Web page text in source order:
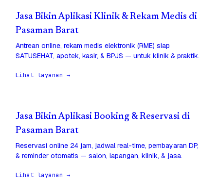
Jasa Bikin Aplikasi Klinik & Rekam Medis di
Pasaman Barat
Antrean online, rekam medis elektronik (RME) siap
SATUSEHAT, apotek, kasir, & BPJS — untuk klinik & praktik.
Lihat layanan →
Jasa Bikin Aplikasi Booking & Reservasi di
Pasaman Barat
Reservasi online 24 jam, jadwal real-time, pembayaran DP,
& reminder otomatis — salon, lapangan, klinik, & jasa.
Lihat layanan →